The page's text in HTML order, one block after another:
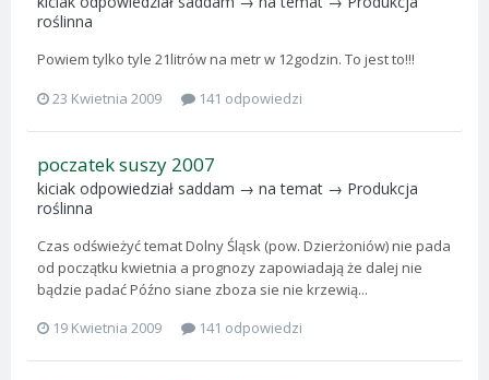
roślinna
Powiem tylko tyle 21litrów na metr w 12godzin. To jest to!!!
23 Kwietnia 2009
141 odpowiedzi
poczatek suszy 2007
kiciak odpowiedział saddam → na temat → Produkcja
roślinna
Czas odświeżyć temat Dolny Śląsk (pow. Dzierżoniów) nie pada
od początku kwietnia a prognozy zapowiadają że dalej nie
bądzie padać Późno siane zboza sie nie krzewią...
19 Kwietnia 2009
141 odpowiedzi